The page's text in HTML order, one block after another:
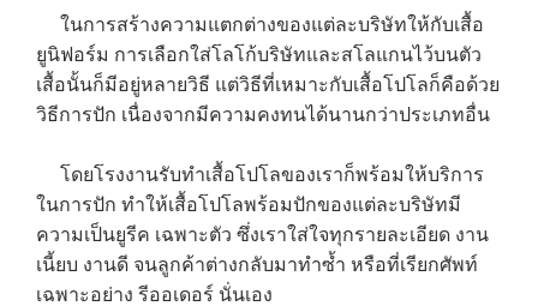
ในการสร้างความแตกต่างของแต่ละบริษัทให้กับเสื้อ
ยูนิฟอร์ม การเลือกใส่โลโก้บริษัทและสโลแกนไว้บนตัว
เสื้อนั้นก็มีอยู่หลายวิธี แต่วิธีที่เหมาะกับเสื้อโปโลก็คือด้วย
วิธีการปัก เนื่องจากมีความคงทนได้นานกว่าประเภทอื่น
โดยโรงงานรับทำเสื้อโปโลของเราก็พร้อมให้บริการ
ในการปัก ทำให้เสื้อโปโลพร้อมปักของแต่ละบริษัทมี
ความเป็นยูรีค เฉพาะตัว ซึ่งเราใส่ใจทุกรายละเอียด งาน
เนี้ยบ งานดี จนลูกค้าต่างกลับมาทำซ้ำ หรือที่เรียกศัพท์
เฉพาะอย่าง รีออเดอร์ นั่นเอง